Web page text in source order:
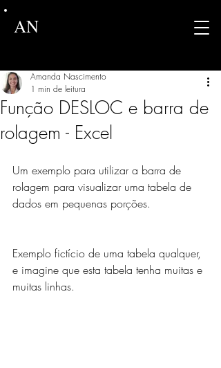
AN
Função DESLOC e barra de
rolagem - Excel
Amanda Nascimento
1 min de leitura
Um exemplo para utilizar a barra de
rolagem para visualizar uma tabela de
dados em pequenas porções.
Exemplo fictício de uma tabela qualquer,
e imagine que esta tabela tenha muitas e
muitas linhas.